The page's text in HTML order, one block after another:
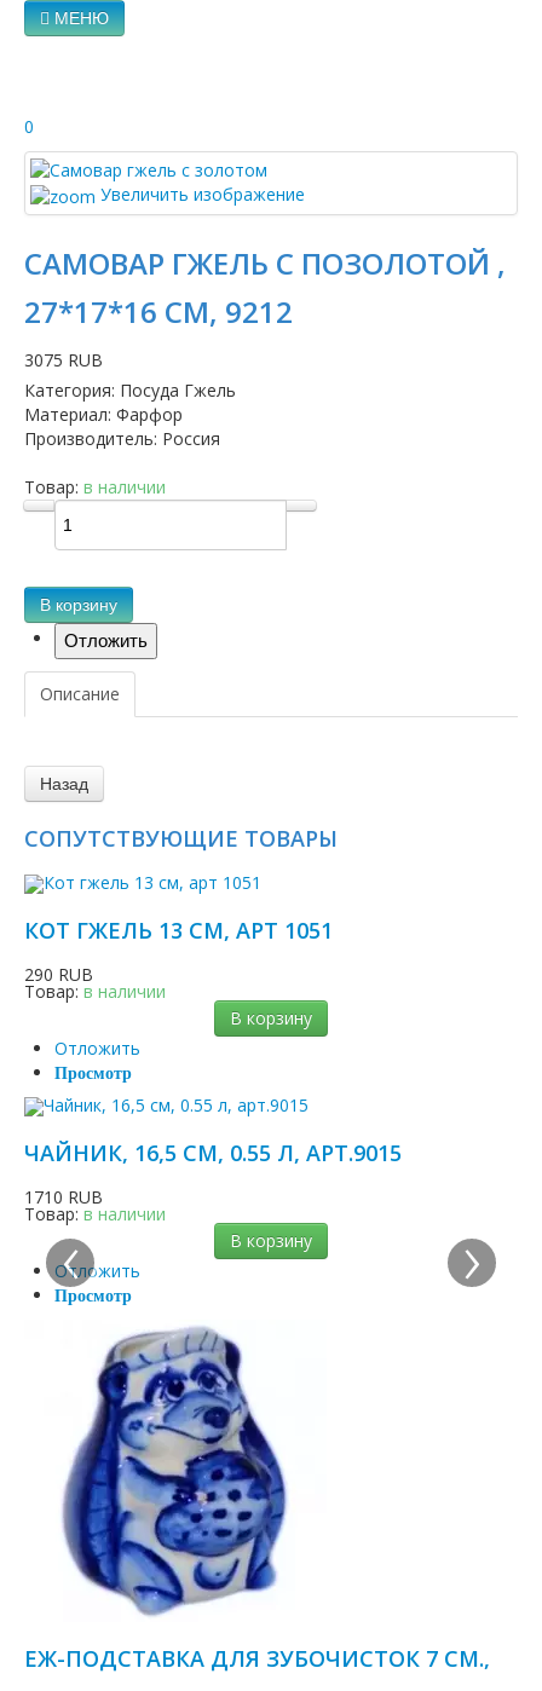
МЕНЮ
0
Увеличить изображение
САМОВАР ГЖЕЛЬ С ПОЗОЛОТОЙ ,
27*17*16 СМ, 9212
3075 RUB
Категория: Посуда Гжель
Материал: Фарфор
Производитель: Россия
Товар: в наличии
В корзину
Описание
СОПУТСТВУЮЩИЕ ТОВАРЫ
КОТ ГЖЕЛЬ 13 СМ, АРТ 1051
290 RUB
Товар: в наличии
В корзину
Отложить
Просмотр
ЧАЙНИК, 16,5 СМ, 0.55 Л, АРТ.9015
1710 RUB
Товар: в наличии
В корзину
Отложить
Просмотр
ЕЖ-ПОДСТАВКА ДЛЯ ЗУБОЧИСТОК 7 СМ.,
‹ ›